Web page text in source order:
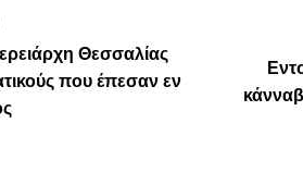
Θεσσαλίας
που έπεσαν εν